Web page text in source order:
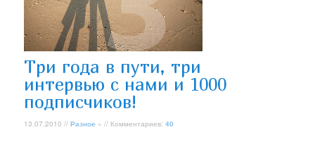
Три года в пути, три
интервью с нами и 1000
подписчиков!
13.07.2010 //Разное » // Комментариев:40